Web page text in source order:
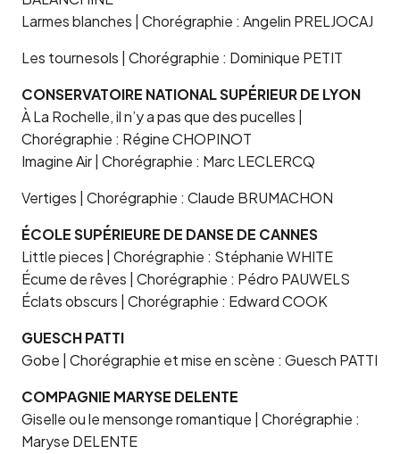
Larmes blanches | Chorégraphie : Angelin PRELJOCAJ
Les tournesols | Chorégraphie : Dominique PETIT
CONSERVATOIRE NATIONAL SUPÉRIEUR DE LYON
À La Rochelle, il n’y a pas que des pucelles |
Chorégraphie : Régine CHOPINOT
Imagine Air | Chorégraphie : Marc LECLERCQ
Vertiges | Chorégraphie : Claude BRUMACHON
ÉCOLE SUPÉRIEURE DE DANSE DE CANNES
Little pieces | Chorégraphie : Stéphanie WHITE
Écume de rêves | Chorégraphie : Pédro PAUWELS
Éclats obscurs | Chorégraphie : Edward COOK
GUESCH PATTI
Gobe | Chorégraphie et mise en scène : Guesch PATTI
COMPAGNIE MARYSE DELENTE
Giselle ou le mensonge romantique | Chorégraphie :
Maryse DELENTE